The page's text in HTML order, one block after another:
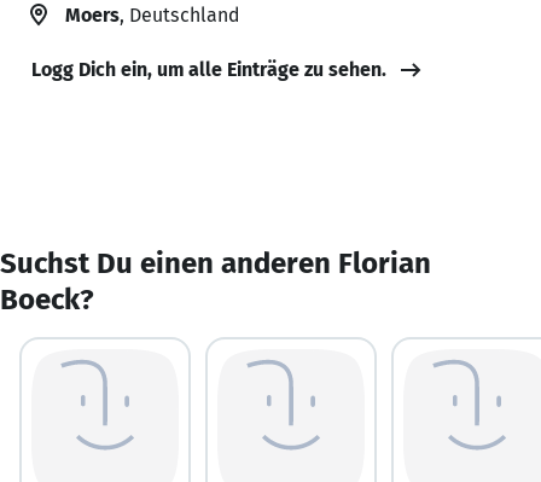
Moers, Deutschland
Logg Dich ein, um alle Einträge zu sehen.
Suchst Du einen anderen Florian
Boeck?